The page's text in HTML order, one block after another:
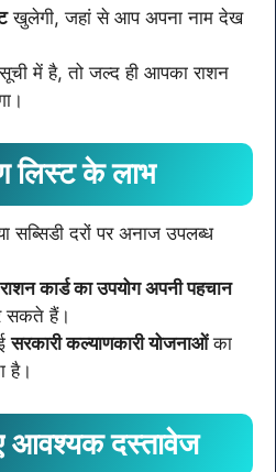
खुलेगी, जहां से आप अपना नाम देख
में है, तो जल्द ही आपका राशन
लिस्ट के लाभ
सब्सिडी दरों पर अनाज उपलब्ध
राशन कार्ड का उपयोग अपनी पहचान
सकते हैं।
सरकारी कल्याणकारी योजनाओंका
है।
आवश्यक दस्तावेज